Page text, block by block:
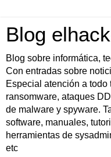
Blog
Blog sobre informática,
Con entradas sobre
Especial atención a todo
ransomware, ataques
de malware y spyware.
software, manuales,
herramientas de
etc